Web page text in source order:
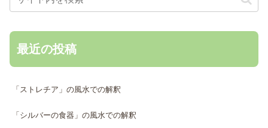
最近の投稿
「ストレチア」の風水での解釈
「シルバーの食器」の風水での解釈